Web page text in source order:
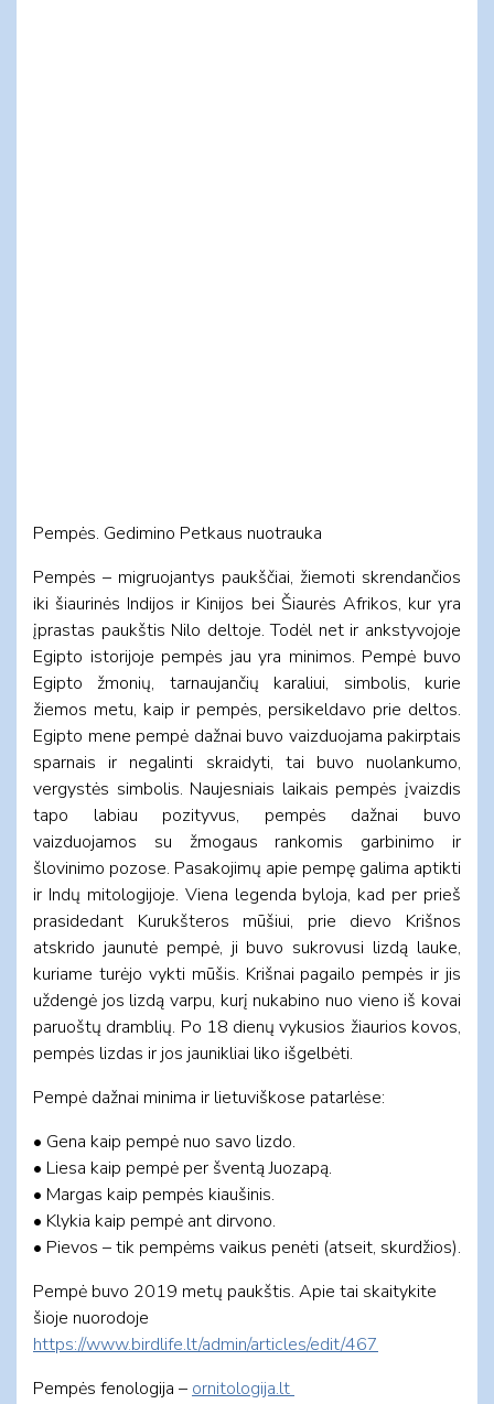
Pempės. Gedimino Petkaus nuotrauka
Pempės – migruojantys paukščiai, žiemoti skrendančios
iki šiaurinės Indijos ir Kinijos bei Šiaurės Afrikos, kur yra
įprastas paukštis Nilo deltoje. Todėl net ir ankstyvojoje
Egipto istorijoje pempės jau yra minimos. Pempė buvo
Egipto žmonių, tarnaujančių karaliui, simbolis, kurie
žiemos metu, kaip ir pempės, persikeldavo prie deltos.
Egipto mene pempė dažnai buvo vaizduojama pakirptais
sparnais ir negalinti skraidyti, tai buvo nuolankumo,
vergystės simbolis. Naujesniais laikais pempės įvaizdis
tapo labiau pozityvus, pempės dažnai buvo
vaizduojamos su žmogaus rankomis garbinimo ir
šlovinimo pozose. Pasakojimų apie pempę galima aptikti
ir Indų mitologijoje. Viena legenda byloja, kad per prieš
prasidedant Kurukšteros mūšiui, prie dievo Krišnos
atskrido jaunutė pempė, ji buvo sukrovusi lizdą lauke,
kuriame turėjo vykti mūšis. Krišnai pagailo pempės ir jis
uždengė jos lizdą varpu, kurį nukabino nuo vieno iš kovai
paruoštų dramblių. Po 18 dienų vykusios žiaurios kovos,
pempės lizdas ir jos jaunikliai liko išgelbėti.
Pempė dažnai minima ir lietuviškose patarlėse:
• Gena kaip pempė nuo savo lizdo.
• Liesa kaip pempė per šventą Juozapą.
• Margas kaip pempės kiaušinis.
• Klykia kaip pempė ant dirvono.
• Pievos – tik pempėms vaikus penėti (atseit, skurdžios).
Pempė buvo 2019 metų paukštis. Apie tai skaitykite
šioje nuorodoje
https://www.birdlife.lt/admin/articles/edit/467
Pempės fenologija – ornitologija.lt